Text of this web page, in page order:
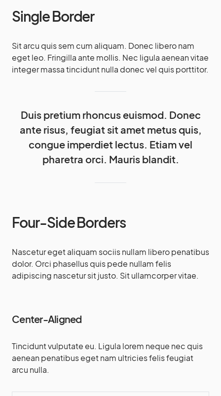
Single Border
Sit arcu quis sem cum aliquam. Donec libero nam
eget leo. Fringilla ante mollis. Nec ligula aenean vitae
integer massa tincidunt nulla donec vel quis porttitor.
Duis pretium rhoncus euismod. Donec
ante risus, feugiat sit amet metus quis,
congue imperdiet lectus. Etiam vel
pharetra orci. Mauris blandit.
Four-Side Borders
Nascetur eget aliquam sociis nullam libero penatibus
dolor. Orci phasellus quis pede nullam felis
adipiscing nascetur sit justo. Sit ullamcorper vitae.
Center-Aligned
Tincidunt vulputate eu. Ligula lorem neque nec quis
aenean penatibus eget nam ultricies felis feugiat
arcu nulla.